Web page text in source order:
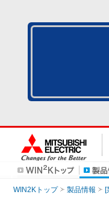
WIN2Kトップ 製品情報 [